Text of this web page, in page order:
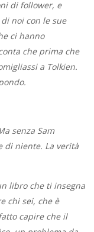
di follower, e
noi con le sue
ci hanno
che prima che
a Tolkien.
senza Sam
di niente. La verità
libro che ti insegna
chi sei, che è
capire che il